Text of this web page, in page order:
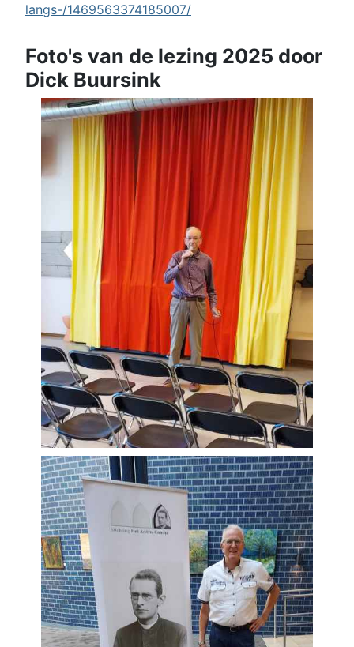
langs-/1469563374185007/
Foto's van de lezing 2025 door
Dick Buursink